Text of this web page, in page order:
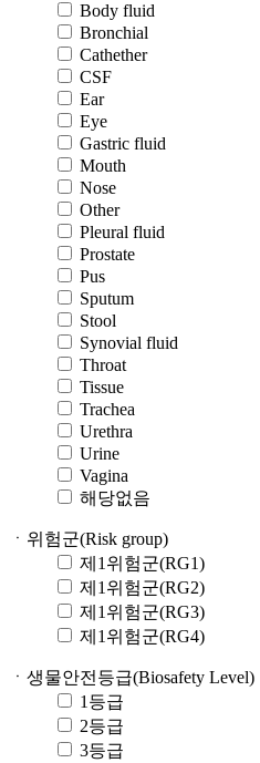
Body fluid
Bronchial
Cathether
CSF
Ear
Eye
Gastric fluid
Mouth
Nose
Other
Pleural fluid
Prostate
Pus
Sputum
Stool
Synovial fluid
Throat
Tissue
Trachea
Urethra
Urine
Vagina
해당없음
ㆍ위험군(Risk group)
제1위험군(RG1)
제1위험군(RG2)
제1위험군(RG3)
제1위험군(RG4)
ㆍ생물안전등급(Biosafety Level)
1등급
2등급
3등급